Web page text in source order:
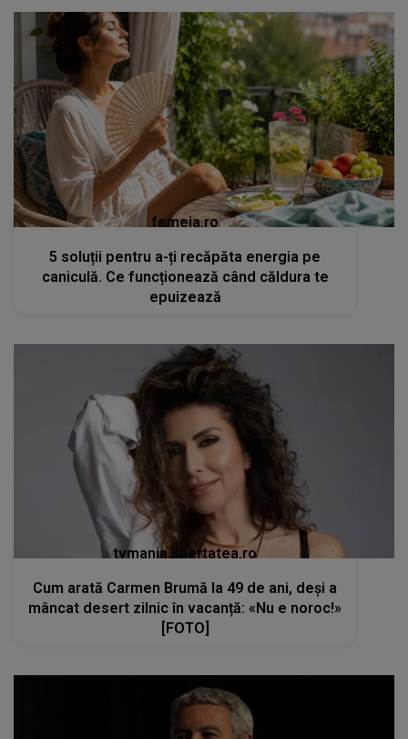
femeia.ro
5 soluții pentru a-ți recăpăta energia pe
caniculă. Ce funcționează când căldura te
epuizează
tvmania.libertatea.ro
Cum arată Carmen Brumă la 49 de ani, deși a
mâncat desert zilnic în vacanță: «Nu e noroc!»
[FOTO]